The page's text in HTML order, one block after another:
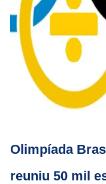
Olimpíada
reuniu 50 mil